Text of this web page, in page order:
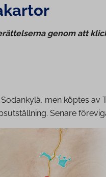
genom att
men köptes av
Senare